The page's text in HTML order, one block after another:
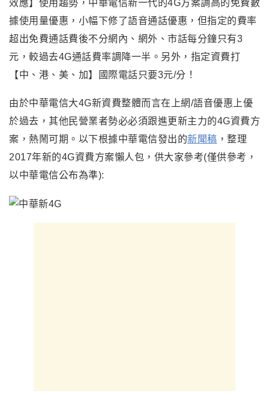
效應】使用趨勢 ， 中華電信新一代的4G方案調高的免費數
據使用量優惠 ， 小幅下修了語音通話優惠 ， 但指定的費率
超出免費通話費後不分網內、網外、市話每分鐘只有3
元 ， 較過去4G通話費率調降一半。另外 ， 指定資費打
【中、港、美、加】國際電話只要3元/分！
由於中華電信大4G新資費整體而言在上網/語音優惠上優
於過去 ， 其他民營業者勢必必須跟進更新主力的4G資費方
案 ，熱鬧可期。 以下根據中華電信發出的新聞稿 ，整理
2017年新的4G資費方案懶人包，供大家參考(僅供參考，
以中華電信公布為準):